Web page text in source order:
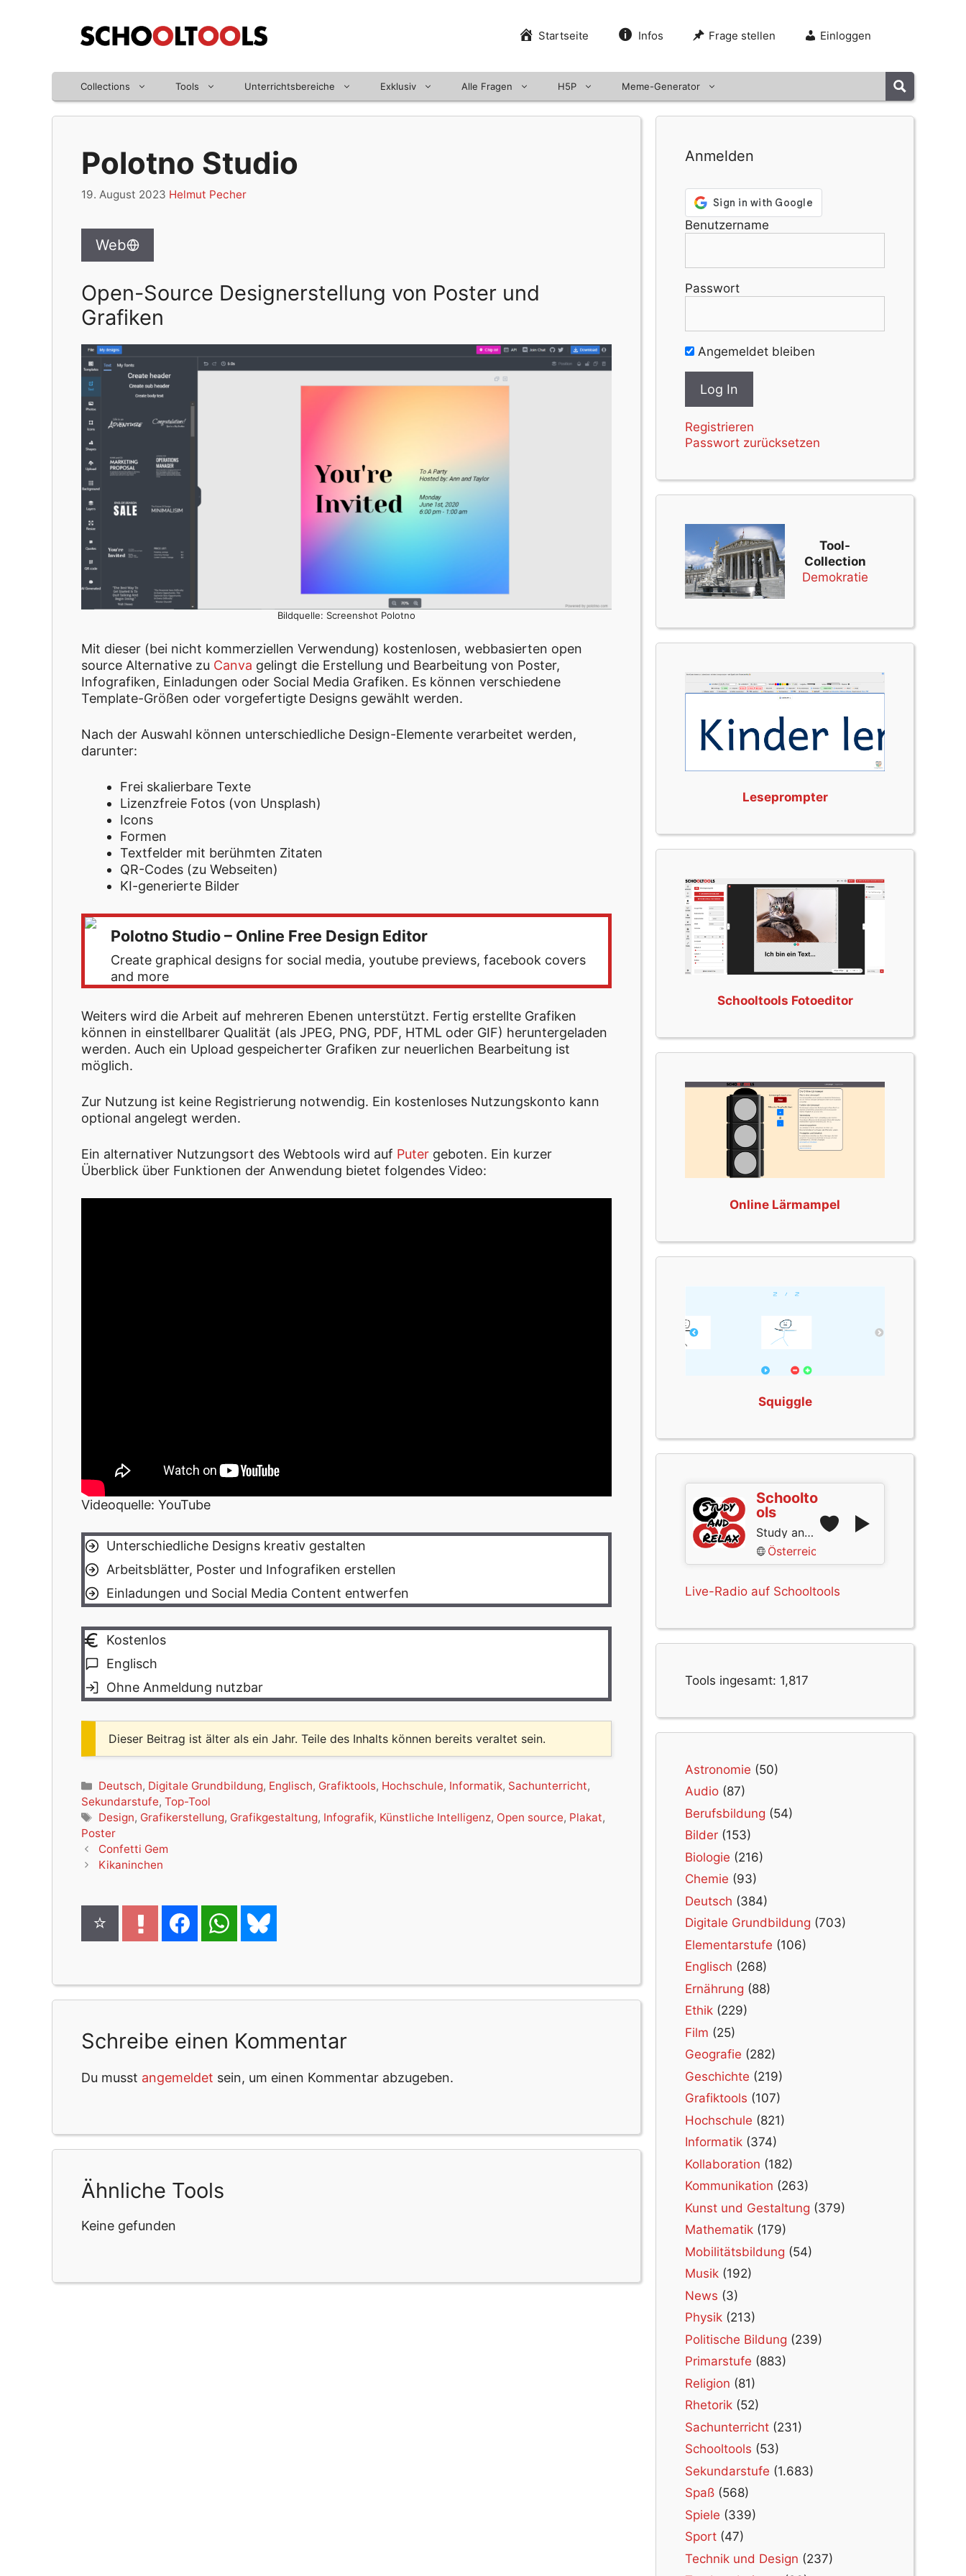
Startseite Infos Frage stellen Einloggen
Collections Tools Unterrichtsbereiche Exklusiv Alle Fragen H5P Meme-Generator
Polotno Studio
19. August 2023 Helmut Pecher
Web
Open-Source Designerstellung von Poster und
Grafiken
Bildquelle: Screenshot Polotno
Mit dieser (bei nicht kommerziellen Verwendung) kostenlosen, webbasierten open
source Alternative zu Canva gelingt die Erstellung und Bearbeitung von Poster,
Infografiken, Einladungen oder Social Media Grafiken. Es können verschiedene
Template-Größen oder vorgefertigte Designs gewählt werden.
Nach der Auswahl können unterschiedliche Design-Elemente verarbeitet werden,
darunter:
Frei skalierbare Texte
Lizenzfreie Fotos (von Unsplash)
Icons
Formen
Textfelder mit berühmten Zitaten
QR-Codes (zu Webseiten)
KI-generierte Bilder
Polotno Studio – Online Free Design Editor
Create graphical designs for social media, youtube previews, facebook covers
and more
Weiters wird die Arbeit auf mehreren Ebenen unterstützt. Fertig erstellte Grafiken
können in einstellbarer Qualität (als JPEG, PNG, PDF, HTML oder GIF) heruntergeladen
werden. Auch ein Upload gespeicherter Grafiken zur neuerlichen Bearbeitung ist
möglich.
Zur Nutzung ist keine Registrierung notwendig. Ein kostenloses Nutzungskonto kann
optional angelegt werden.
Ein alternativer Nutzungsort des Webtools wird auf Puter geboten. Ein kurzer
Überblick über Funktionen der Anwendung bietet folgendes Video:
Videoquelle: YouTube
Unterschiedliche Designs kreativ gestalten
Arbeitsblätter, Poster und Infografiken erstellen
Einladungen und Social Media Content entwerfen
Kostenlos
Englisch
Ohne Anmeldung nutzbar
Dieser Beitrag ist älter als ein Jahr. Teile des Inhalts können bereits veraltet sein.
Kategorien
Deutsch, Digitale Grundbildung, Englisch, Grafiktools, Hochschule, Informatik, Sachunterricht,
Sekundarstufe, Top-Tool
Schlagwörter
Design, Grafikerstellung, Grafikgestaltung, Infografik, Künstliche Intelligenz, Open source, Plakat,
Poster
Confetti Gem
Kikaninchen
Schreibe einen Kommentar
Du musst angemeldet sein, um einen Kommentar abzugeben.
Ähnliche Tools
Keine gefunden
Anmelden
Benutzername
Passwort
Angemeldet bleiben
Registrieren
Passwort zurücksetzen
Tool-
Collection
Demokratie
Leseprompter
Schooltools Fotoeditor
Online Lärmampel
Squiggle
Schoolto
ols
Study and Relax
Österreich
Live-Radio auf Schooltools
Tools ingesamt: 1,817
Astronomie (50)
Audio (87)
Berufsbildung (54)
Bilder (153)
Biologie (216)
Chemie (93)
Deutsch (384)
Digitale Grundbildung (703)
Elementarstufe (106)
Englisch (268)
Ernährung (88)
Ethik (229)
Film (25)
Geografie (282)
Geschichte (219)
Grafiktools (107)
Hochschule (821)
Informatik (374)
Kollaboration (182)
Kommunikation (263)
Kunst und Gestaltung (379)
Mathematik (179)
Mobilitätsbildung (54)
Musik (192)
News (3)
Physik (213)
Politische Bildung (239)
Primarstufe (883)
Religion (81)
Rhetorik (52)
Sachunterricht (231)
Schooltools (53)
Sekundarstufe (1.683)
Spaß (568)
Spiele (339)
Sport (47)
Technik und Design (237)